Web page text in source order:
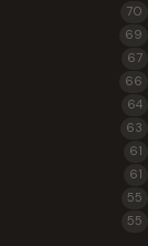
70
69
67
66
64
63
61
61
55
55